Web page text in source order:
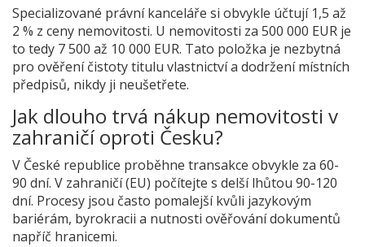
Specializované právní kanceláře si obvykle účtují 1,5 až
2 % z ceny nemovitosti. U nemovitosti za 500 000 EUR je
to tedy 7 500 až 10 000 EUR. Tato položka je nezbytná
pro ověření čistoty titulu vlastnictví a dodržení místních
předpisů, nikdy ji neušetřete.
Jak dlouho trvá nákup nemovitosti v
zahraničí oproti Česku?
V České republice proběhne transakce obvykle za 60-
90 dní. V zahraničí (EU) počítejte s delší lhůtou 90-120
dní. Procesy jsou často pomalejší kvůli jazykovým
bariérám, byrokracii a nutnosti ověřování dokumentů
napříč hranicemi.